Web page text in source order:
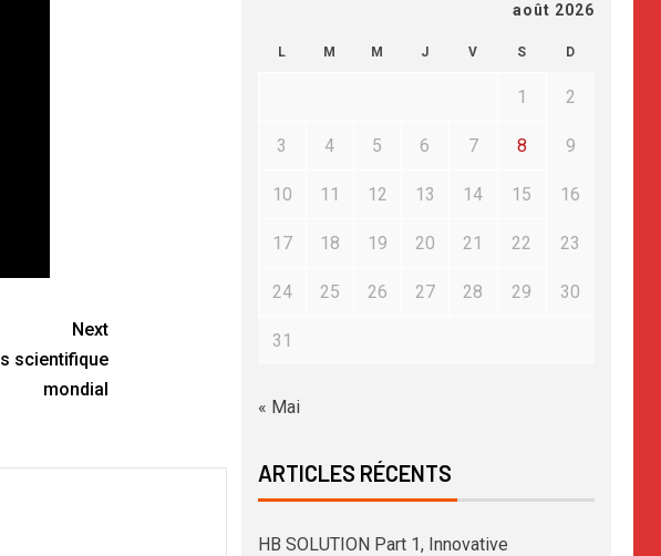
Next
scientifique
mondial
août 2026
L M M J V S D
1 2
3 4 5 6 7 8 9
10 11 12 13 14 15 16
17 18 19 20 21 22 23
24 25 26 27 28 29 30
31
« Mai
ARTICLES RÉCENTS
HB SOLUTION Part 1, Innovative